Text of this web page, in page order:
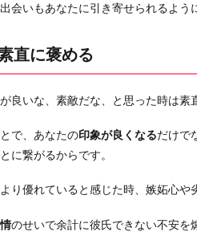
会いもあなたに引き寄せられるよう
直に褒める
良いな、素敵だな、と思った時は素
で、あなたの印象が良くなるだけで
に繋がるからです。
り優れていると感じた時、嫉妬心や
のせいで余計に彼氏できない不安を